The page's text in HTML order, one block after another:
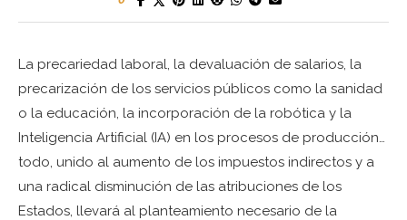
La precariedad laboral, la devaluación de salarios, la
precarización de los servicios públicos como la sanidad
o la educación, la incorporación de la robótica y la
Inteligencia Artificial (IA) en los procesos de producción…
todo, unido al aumento de los impuestos indirectos y a
una radical disminución de las atribuciones de los
Estados, llevará al planteamiento necesario de la